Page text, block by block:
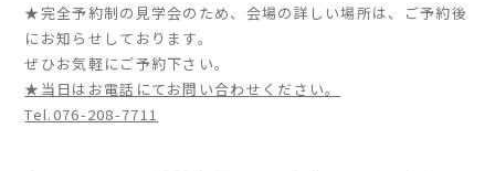
★完全予約制の見学会のため、会場の詳しい場所は、ご予約後
にお知らせしております。
ぜひお気軽にご予約下さい。
★当日はお電話にてお問い合わせください。
Tel.076-208-7711